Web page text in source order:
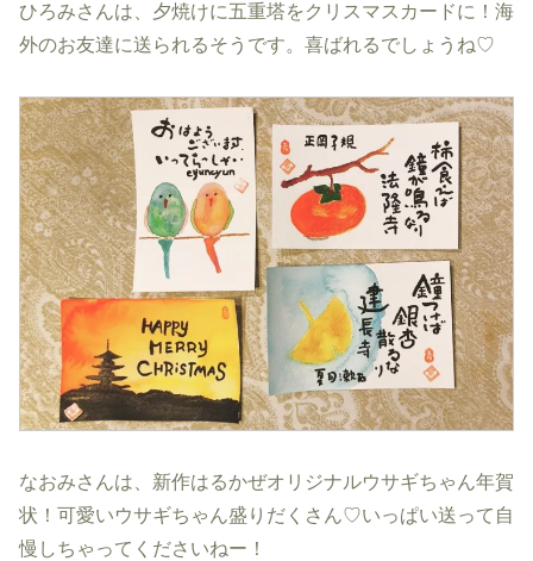
ひろみさんは、夕焼けに五重塔をクリスマスカードに！海
外のお友達に送られるそうです。喜ばれるでしょうね♡
なおみさんは、新作はるかぜオリジナルウサギちゃん年賀
状！可愛いウサギちゃん盛りだくさん♡いっぱい送って自
慢しちゃってくださいねー！